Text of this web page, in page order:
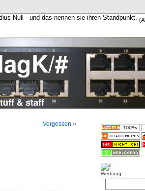
Null - und das nennen sie ihren Standpunkt.
Vergessen »
Werbung